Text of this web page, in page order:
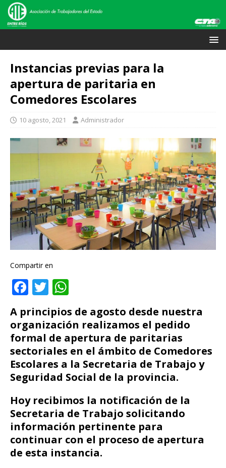
Instancias previas para la
apertura de paritaria en
Comedores Escolares
10 agosto, 2021 Administrador
Compartir en
F
a
c
e
b
o
o
k
T
w
it
te
r
h
at
s
A
p
p
A principios de agosto desde nuestra
organización realizamos el pedido
formal de apertura de paritarias
sectoriales en el ámbito de Comedores
Escolares a la Secretaria de Trabajo y
Seguridad Social de la provincia.
Hoy recibimos la notificación de la
Secretaria de Trabajo solicitando
información pertinente para
continuar con el proceso de apertura
de esta instancia.